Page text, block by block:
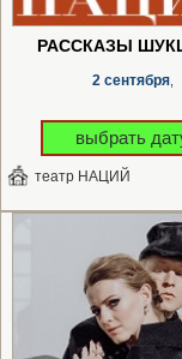
РАССКАЗЫ
2 сентября,
выбрать
театр НАЦИЙ